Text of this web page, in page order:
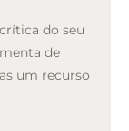
do seu
de
um recurso